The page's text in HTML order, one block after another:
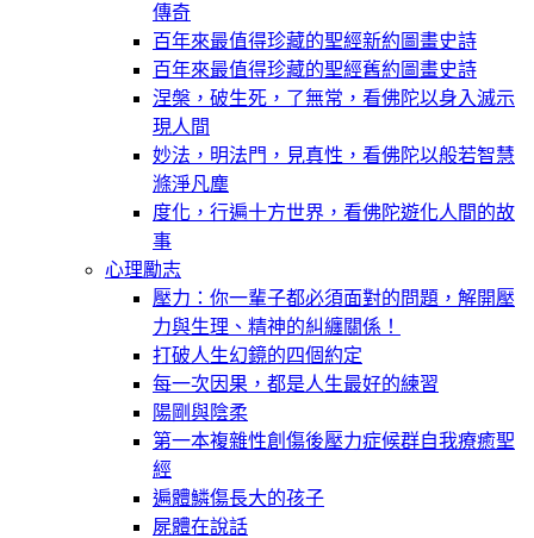
傳奇
百年來最值得珍藏的聖經新約圖畫史詩
百年來最值得珍藏的聖經舊約圖畫史詩
涅槃，破生死，了無常，看佛陀以身入滅示
現人間
妙法，明法門，見真性，看佛陀以般若智慧
滌淨凡塵
度化，行遍十方世界，看佛陀遊化人間的故
事
心理勵志
壓力：你一輩子都必須面對的問題，解開壓
力與生理、精神的糾纏關係！
打破人生幻鏡的四個約定
每一次因果，都是人生最好的練習
陽剛與陰柔
第一本複雜性創傷後壓力症候群自我療癒聖
經
遍體鱗傷長大的孩子
屍體在說話